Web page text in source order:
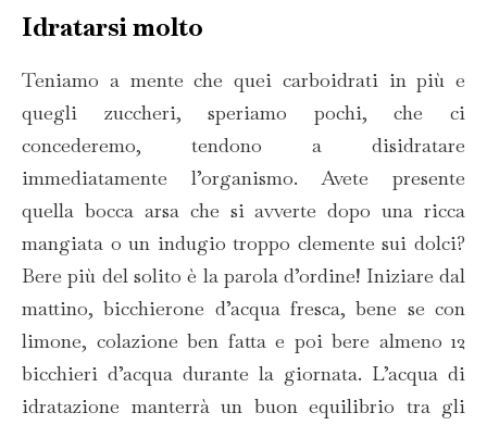
Idratarsi molto
Teniamo a mente che quei carboidrati in più e
quegli zuccheri, speriamo pochi, che ci
concederemo, tendono a disidratare
immediatamente l’organismo. Avete presente
quella bocca arsa che si avverte dopo una ricca
mangiata o un indugio troppo clemente sui dolci?
Bere più del solito è la parola d’ordine! Iniziare dal
mattino, bicchierone d’acqua fresca, bene se con
limone, colazione ben fatta e poi bere almeno 12
bicchieri d’acqua durante la giornata. L’acqua di
idratazione manterrà un buon equilibrio tra gli